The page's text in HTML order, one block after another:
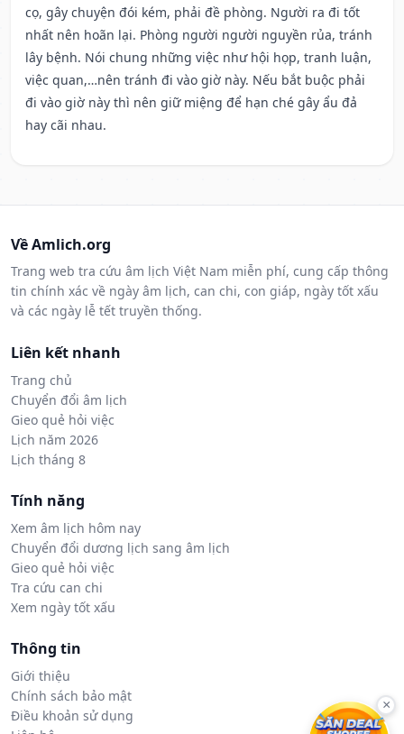
cọ, gây chuyện đói kém, phải đề phòng. Người ra đi tốt
nhất nên hoãn lại. Phòng người người nguyền rủa, tránh
lây bệnh. Nói chung những việc như hội họp, tranh luận,
việc quan,…nên tránh đi vào giờ này. Nếu bắt buộc phải
đi vào giờ này thì nên giữ miệng để hạn ché gây ẩu đả
hay cãi nhau.
Về Amlich.org
Trang web tra cứu âm lịch Việt Nam miễn phí, cung cấp thông
tin chính xác về ngày âm lịch, can chi, con giáp, ngày tốt xấu
và các ngày lễ tết truyền thống.
Liên kết nhanh
Trang chủ
Chuyển đổi âm lịch
Gieo quẻ hỏi việc
Lịch năm 2026
Lịch tháng 8
Tính năng
Xem âm lịch hôm nay
Chuyển đổi dương lịch sang âm lịch
Gieo quẻ hỏi việc
Tra cứu can chi
Xem ngày tốt xấu
Thông tin
Giới thiệu
Chính sách bảo mật
Điều khoản sử dụng
×